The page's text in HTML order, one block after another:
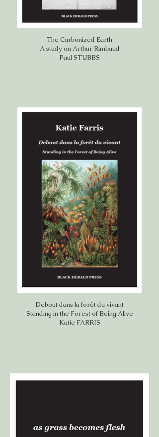
The Carbonized Earth
A study on Arthur Rimbaud
Paul STUBBS
Debout dans la forêt du vivant
Standing in the Forest of Being Alive
Katie FARRIS